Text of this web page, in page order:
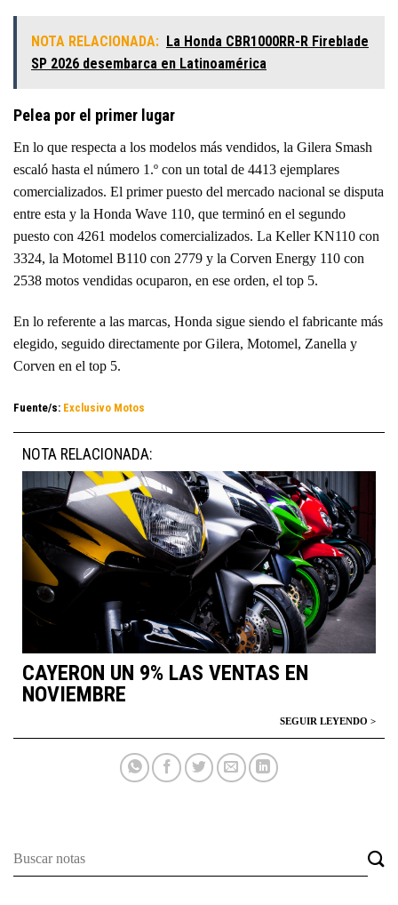
NOTA RELACIONADA: La Honda CBR1000RR-R Fireblade
SP 2026 desembarca en Latinoamérica
Pelea por el primer lugar
En lo que respecta a los modelos más vendidos, la Gilera Smash
escaló hasta el número 1.º con un total de 4413 ejemplares
comercializados. El primer puesto del mercado nacional se disputa
entre esta y la Honda Wave 110, que terminó en el segundo
puesto con 4261 modelos comercializados. La Keller KN110 con
3324, la Motomel B110 con 2779 y la Corven Energy 110 con
2538 motos vendidas ocuparon, en ese orden, el top 5.
En lo referente a las marcas, Honda sigue siendo el fabricante más
elegido, seguido directamente por Gilera, Motomel, Zanella y
Corven en el top 5.
Fuente/s: Exclusivo Motos
NOTA RELACIONADA:
CAYERON UN 9% LAS VENTAS EN
NOVIEMBRE